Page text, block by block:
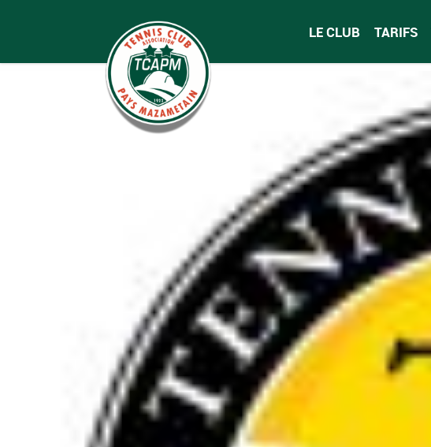
LE CLUB TARIFS